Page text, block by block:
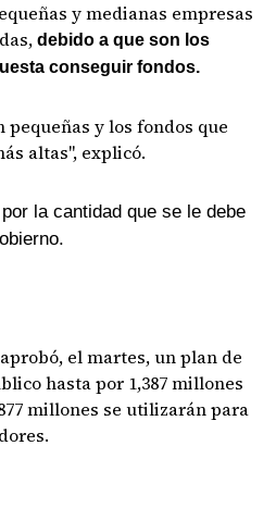
y medianas empresas
debido a que son los
conseguir fondos.
pequeñas y los fondos que
altas", explicó.
la cantidad que se le debe
el martes, un plan de
hasta por 1,387 millones
millones se utilizarán para